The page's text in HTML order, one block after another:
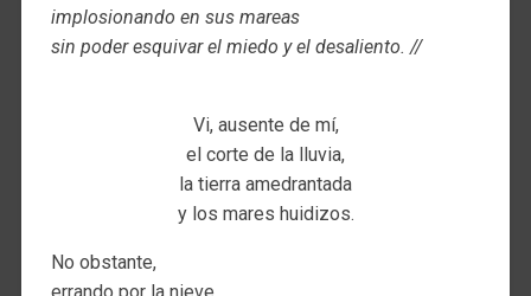
implosionando en sus mareas
sin poder esquivar el miedo y el desaliento. //
Vi, ausente de mí,
el corte de la lluvia,
la tierra amedrantada
y los mares huidizos.
No obstante,